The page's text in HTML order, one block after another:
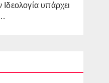
υπάρχει